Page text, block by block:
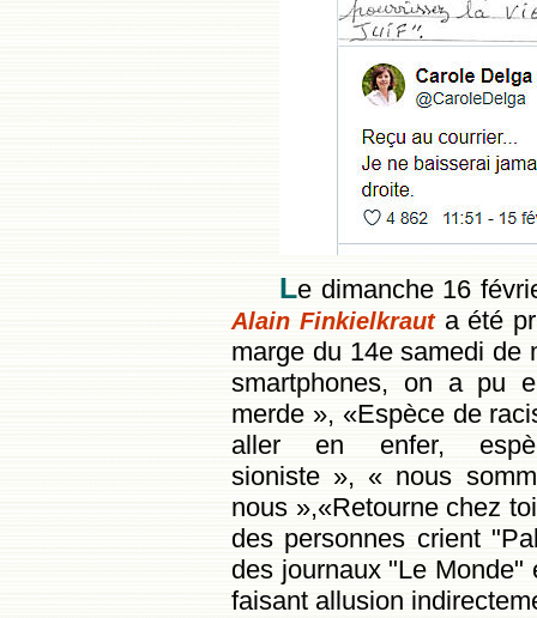
Le dimanche 16
Alain Finkielkraut a été
marge du 14e samedi de
smartphones, on a pu
merde », «Espèce de
aller en enfer,
sioniste »,« nous
nous »,«Retourne chez
des personnes crient
des journaux "Le Monde"
faisant allusion